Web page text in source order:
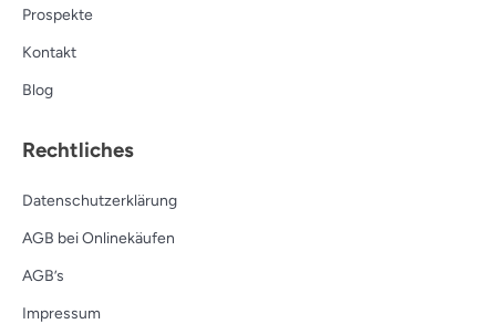
Prospekte
Kontakt
Blog
Rechtliches
Datenschutzerklärung
AGB bei Onlinekäufen
AGB’s
Impressum